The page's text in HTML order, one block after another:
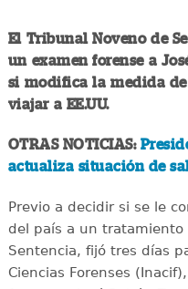
El Tribunal Noveno de
un examen forense a
si modifica la medida
viajar a EE.UU.
OTRAS NOTICIAS:
actualiza situación de
Previo a decidir si se le
del país a un tratamiento
Sentencia, fijó tres días
Ciencias Forenses